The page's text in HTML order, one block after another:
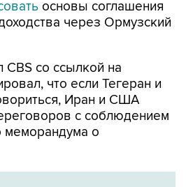
основы соглашения
через Ормузский
CBS со ссылкой на
что если Тегеран и
Иран и США
с соблюдением
меморандума о